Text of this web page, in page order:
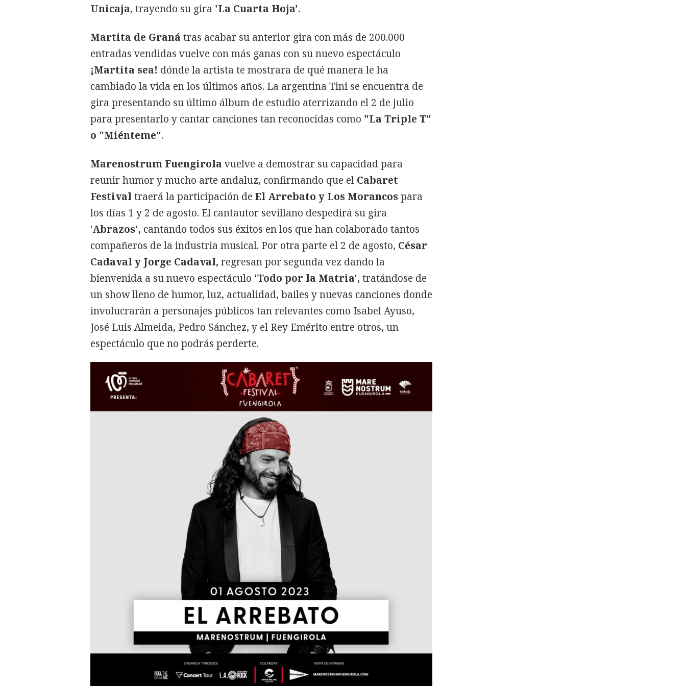
Unicaja, trayendo su gira 'La Cuarta Hoja'.
Martita de Graná tras acabar su anterior gira con más de 200.000
entradas vendidas vuelve con más ganas con su nuevo espectáculo
¡Martita sea! dónde la artista te mostrara de qué manera le ha
cambiado la vida en los últimos años. La argentina Tini se encuentra de
gira presentando su último álbum de estudio aterrizando el 2 de julio
para presentarlo y cantar canciones tan reconocidas como "La Triple T"
o "Miénteme".
Marenostrum Fuengirolavuelve a demostrar su capacidad para
reunir humor y mucho arte andaluz, confirmando que el Cabaret
Festival traerá la participación de El Arrebato y Los Morancospara
los días 1 y 2 de agosto. El cantautor sevillano despedirá su gira
'Abrazos', cantando todos sus éxitos en los que han colaborado tantos
compañeros de la industria musical. Por otra parte el 2 de agosto, César
Cadaval y Jorge Cadaval, regresan por segunda vez dando la
bienvenida a su nuevo espectáculo 'Todo por la Matria', tratándose de
un show lleno de humor, luz, actualidad, bailes y nuevas canciones donde
involucrarán a personajes públicos tan relevantes como Isabel Ayuso,
José Luis Almeida, Pedro Sánchez, y el Rey Emérito entre otros, un
espectáculo que no podrás perderte.